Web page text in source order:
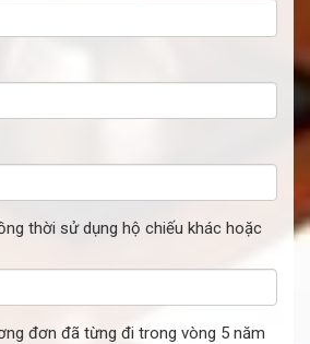
thời sử dụng hộ chiếu khác hoặc
đơn đã từng đi trong vòng 5 năm